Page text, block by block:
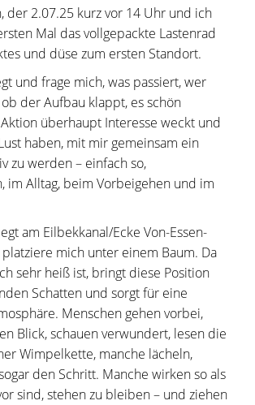
der 2.07.25 kurz vor 14 Uhr und ich
Mal das vollgepackte Lastenrad
und düse zum ersten Standort.
und frage mich, was passiert, wer
der Aufbau klappt, es schön
überhaupt Interesse weckt und
haben, mit mir gemeinsam ein
zu werden – einfach so,
im Alltag, beim Vorbeigehen und im
am Eilbekkanal/Ecke Von-Essen-
mich unter einem Baum. Da
sehr heiß ist, bringt diese Position
Schatten und sorgt für eine
Menschen gehen vorbei,
Blick, schauen verwundert, lesen die
Wimpelkette, manche lächeln,
den Schritt. Manche wirken so als
sind, stehen zu bleiben – und ziehen